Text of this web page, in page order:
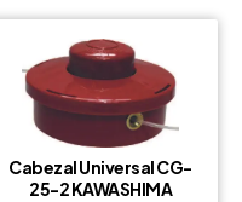
Cabezal Universal CG-
25-2 KAWASHIMA